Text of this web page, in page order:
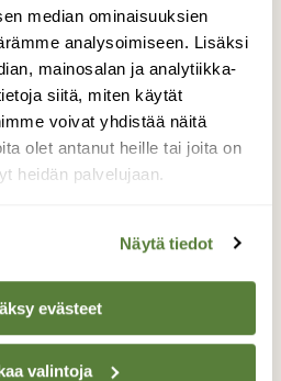
median ominaisuuksien
analysoimiseen. Lisäksi
mainosalan ja analytiikka-
siitä, miten käytät
voivat yhdistää näitä
olet antanut heille tai joita on
heidän palvelujaan.
Näytä tiedot
evästeet
valintoja
pusu
Himanen, Suomussalmi
LISTAAN